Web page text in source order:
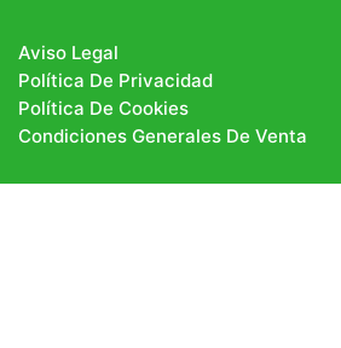
Aviso Legal
Política De Privacidad
Política De Cookies
Condiciones Generales De Venta